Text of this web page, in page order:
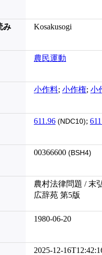
み Kosakusogi
農民運動
小作料; 小作権; 小
611.96 (NDC10);
00366600 (BSH4)
農村法律問題 / 末
広辞苑 第5版
1980-06-20
2025-12-